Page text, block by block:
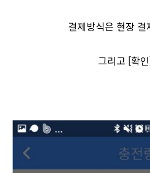
결제방식은 현장
그리고 [확